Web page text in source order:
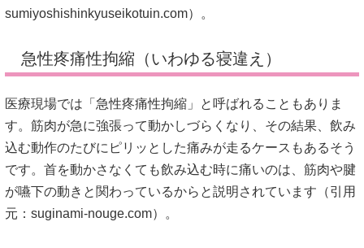
sumiyoshishinkyuseikotuin.com）。
急性疼痛性拘縮（いわゆる寝違え）
医療現場では「急性疼痛性拘縮」と呼ばれることもありま
す。筋肉が急に強張って動かしづらくなり、その結果、飲み
込む動作のたびにピリッとした痛みが走るケースもあるそう
です。首を動かさなくても飲み込む時に痛いのは、筋肉や腱
が嚥下の動きと関わっているからと説明されています（引用
元： suginami-nouge.com）。